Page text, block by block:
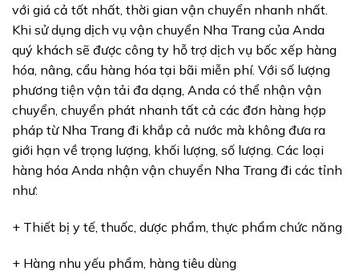
với giá cả tốt nhất, thời gian vận chuyển nhanh nhất.
Khi sử dụng dịch vụ vận chuyển Nha Trang của Anda
quý khách sẽ được công ty hỗ trợ dịch vụ bốc xếp hàng
hóa, nâng, cẩu hàng hóa tại bãi miễn phí. Với số lượng
phương tiện vận tải đa dạng, Anda có thể nhận vận
chuyển, chuyển phát nhanh tất cả các đơn hàng hợp
pháp từ Nha Trang đi khắp cả nước mà không đưa ra
giới hạn về trọng lượng, khối lượng, số lượng. Các loại
hàng hóa Anda nhận vận chuyển Nha Trang đi các tỉnh
như:
+ Thiết bị y tế, thuốc, dược phẩm, thực phẩm chức năng
+ Hàng nhu yếu phẩm, hàng tiêu dùng